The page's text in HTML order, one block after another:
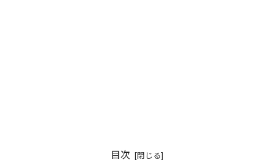
目次